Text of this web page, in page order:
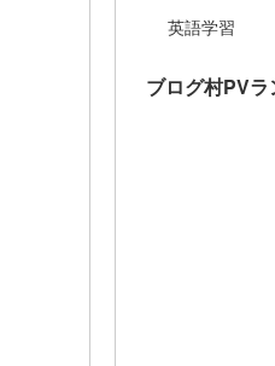
英語学習
ブログ村PV